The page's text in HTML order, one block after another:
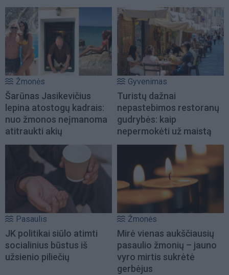
Žmonės
Šarūnas Jasikevičius
lepina atostogų kadrais:
nuo žmonos neįmanoma
atitraukti akių
Gyvenimas
Turistų dažnai
nepastebimos restoranų
gudrybės: kaip
nepermokėti už maistą
Pasaulis
JK politikai siūlo atimti
socialinius būstus iš
užsienio piliečių
Žmonės
Mirė vienas aukščiausių
pasaulio žmonių – jauno
vyro mirtis sukrėtė
gerbėjus